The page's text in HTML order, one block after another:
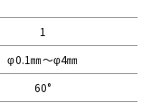
1
φ0.1㎜〜φ4㎜
60°